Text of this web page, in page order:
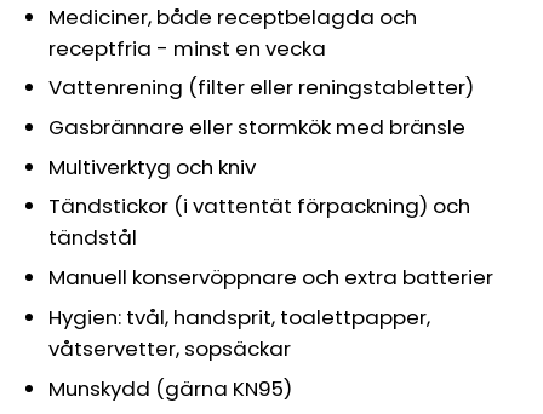
Mediciner, både receptbelagda och
receptfria - minst en vecka
Vattenrening (filter eller reningstabletter)
Gasbrännare eller stormkök med bränsle
Multiverktyg och kniv
Tändstickor (i vattentät förpackning) och
tändstål
Manuell konservöppnare och extra batterier
Hygien: tvål, handsprit, toalettpapper,
våtservetter, sopsäckar
Munskydd (gärna KN95)